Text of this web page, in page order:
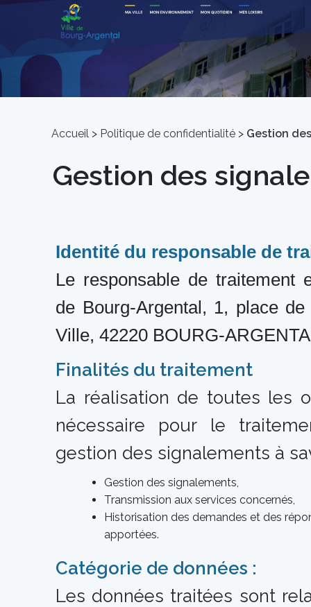
Accueil > Politique de confidentialité > Gestion
Gestion des
Identité du responsable de
Le responsable de traitement
de Bourg-Argental, 1, place de
Ville, 42220 BOURG-
Finalités du traitement
La réalisation de toutes les
nécessaire pour le
gestion des signalements à
Gestion des signalements,
Transmission aux services concernés,
Historisation des demandes et des
apportées.
Catégorie de données :
Les données traitées sont